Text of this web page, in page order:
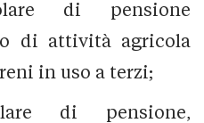
di pensione
di attività agricola
in uso a terzi;
di pensione,